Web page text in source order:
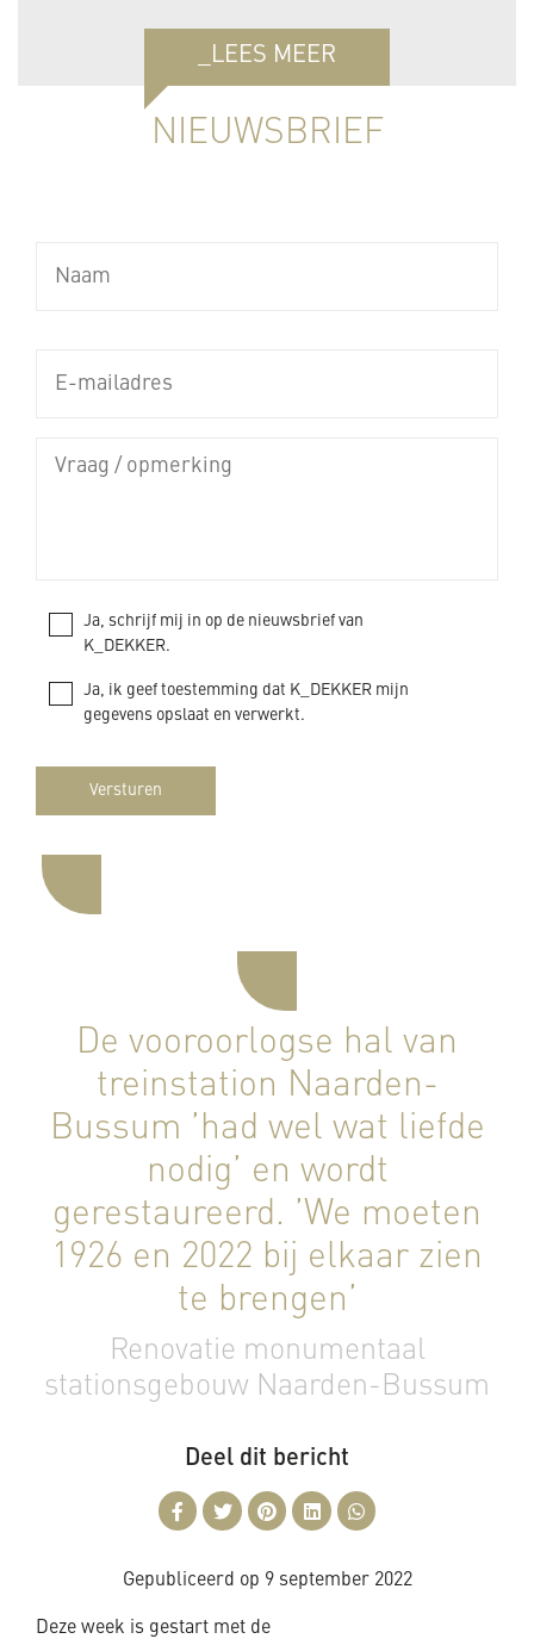
_LEES MEER
NIEUWSBRIEF
Ja, schrijf mij in op de nieuwsbrief van
K_DEKKER.
Ja, ik geef toestemming dat K_DEKKER mijn
gegevens opslaat en verwerkt.
Versturen
De vooroorlogse hal van
treinstation Naarden-
Bussum ’had wel wat liefde
nodig’ en wordt
gerestaureerd. ’We moeten
1926 en 2022 bij elkaar zien
te brengen’
Renovatie monumentaal
stationsgebouw Naarden-Bussum
Deel dit bericht
Gepubliceerd op 9 september 2022
Deze week is gestart met de